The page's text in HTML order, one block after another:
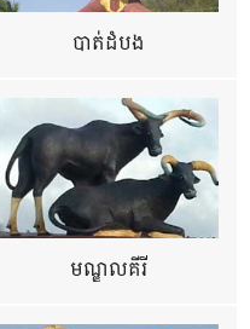
បាត់ដំបង
មណ្ឌលគីរី